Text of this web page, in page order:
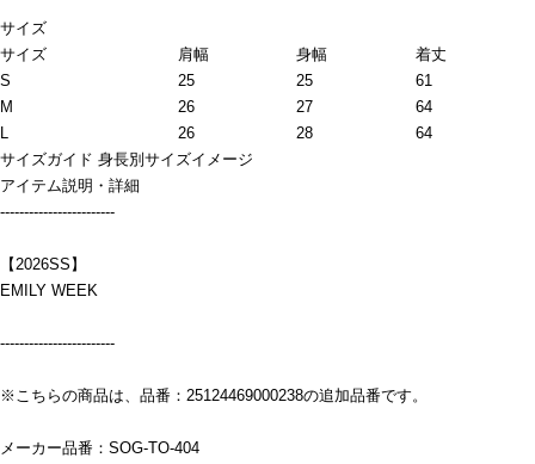
サイズ
サイズ
肩幅 身幅
着丈
S
25 25
61
M
26 27
64
L
26 28
64
サイズガイド 身長別サイズイメージ
アイテム説明・詳細
------------------------
【2026SS】
EMILY WEEK
------------------------
※こちらの商品は、品番：25124469000238の追加品番です。
メーカー品番：SOG-TO-404